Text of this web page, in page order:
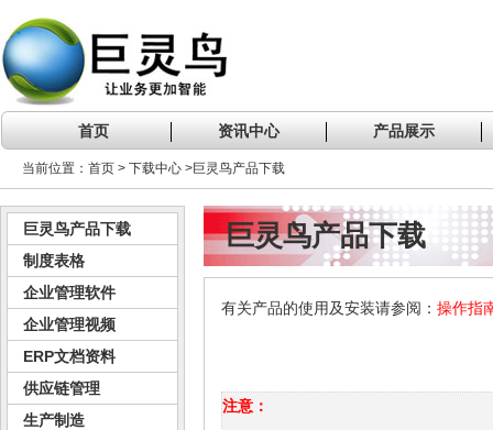
首页 资讯中心 产品展示
当前位置：首页 > 下载中心 >巨灵鸟产品下载
巨灵鸟产品下载
制度表格
企业管理软件
企业管理视频
ERP文档资料
供应链管理
生产制造
巨灵鸟产品下载
有关产品的使用及安装请参阅： 操作指
注意：